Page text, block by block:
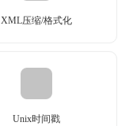
XML压缩/格式化
Unix时间戳